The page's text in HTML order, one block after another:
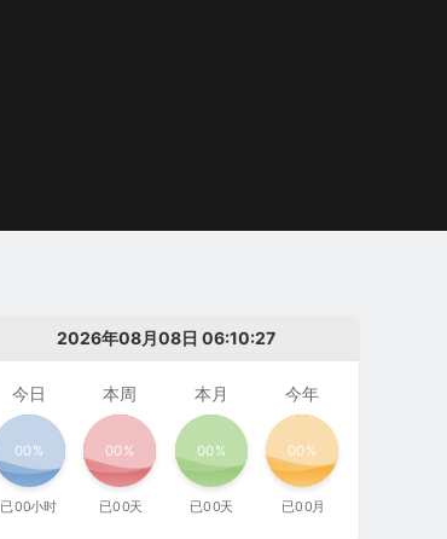
2026年08月08日 06:10:28
今日
00%
已00小时
本周
00%
已00天
本月
00%
已00天
今年
00%
已00月